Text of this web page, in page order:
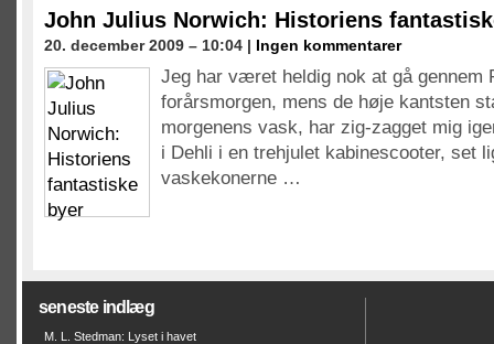
John Julius Norwich: Historiens
20. december 2009 – 10:04 | Ingen kommentarer
Jeg har været heldig nok at gå gennem
forårsmorgen, mens de høje kantsten
morgenens vask, har zig-zagget mig
i Dehli i en trehjulet kabinescooter, set
vaskekonerne …
seneste indlæg
M. L. Stedman: Lyset i havet